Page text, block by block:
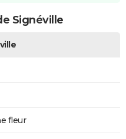
Signéville
fleur